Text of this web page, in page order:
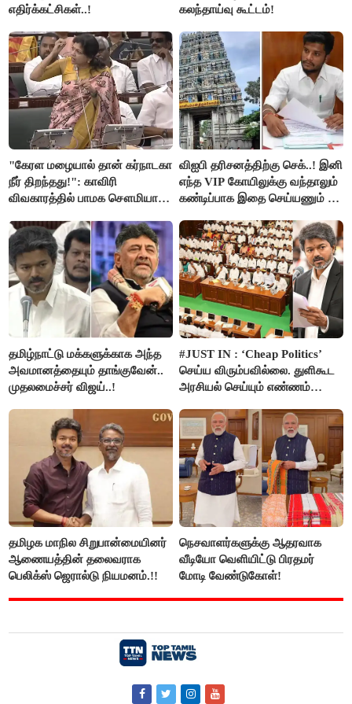
எதிர்க்கட்சிகள்..!
கலந்தாய்வு கூட்டம்!
"கேரள மழையால் தான் கர்நாடகா
நீர் திறந்தது!": காவிரி
விவகாரத்தில் பாமக சௌமியா
விஐபி தரிசனத்திற்கு செக்..! இனி
எந்த VIP கோயிலுக்கு வந்தாலும்
கண்டிப்பாக இதை செய்யணும் -
தமிழ்நாட்டு மக்களுக்காக அந்த
அவமானத்தையும் தாங்குவேன்..
முதலமைச்சர் விஜய்..!
#JUST IN : ‘Cheap Politics’
செய்ய விரும்பவில்லை. துளிகூட
அரசியல் செய்யும் எண்ணம்
விஜய் பதில்!
தமிழக மாநில சிறுபான்மையினர்
ஆணையத்தின் தலைவராக
பெலிக்ஸ் ஜெரால்டு நியமனம்.!!
நெசவாளர்களுக்கு ஆதரவாக
வீடியோ வெளியிட்டு பிரதமர்
மோடி வேண்டுகோள்!